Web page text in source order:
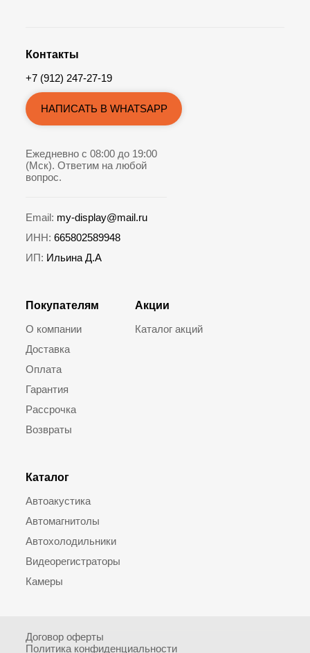
Покупателям
О компании
Доставка
Оплата
Гарантия
Рассрочка
Возвраты
Каталог
Автоакустика
Автомагнитолы
Автохолодильники
Видеорегистраторы
Камеры
Акции
Каталог акций
Контакты
+7 (912) 247-27-19
НАПИСАТЬ В WHATSAPP
Ежедневно с 08:00 до 19:00
(Мск). Ответим на любой
вопрос.
Email: my-display@mail.ru
ИНН: 665802589948
ИП: Ильина Д.А
Договор оферты
Политика конфиденциальности